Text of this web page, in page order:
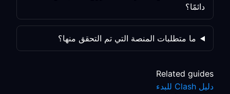
دائمًا؟
ما متطلبات المنصة التي تم التحقق منها؟
Related guides
دليل Clash للبدء